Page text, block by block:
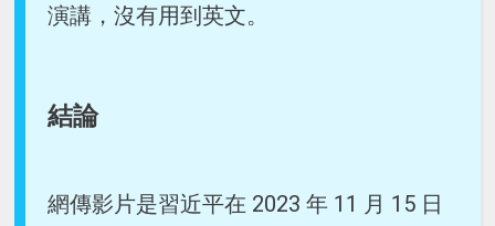
演講，沒有用到英文。
結論
網傳影片是習近平在 2023 年 11 月 15 日